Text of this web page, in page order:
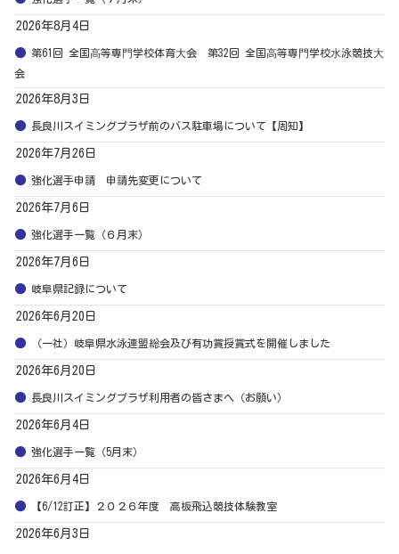
2026年8月4日
第61回 全国⾼等専⾨学校体育⼤会 第32回 全国⾼等専⾨学校⽔泳競技⼤
会
2026年8月3日
長良川スイミングプラザ前のバス駐車場について【周知】
2026年7月26日
強化選手申請 申請先変更について
2026年7月6日
強化選手一覧（６月末）
2026年7月6日
岐阜県記録について
2026年6月20日
（一社）岐阜県水泳連盟総会及び有功賞授賞式を開催しました
2026年6月20日
長良川スイミングプラザ利用者の皆さまへ（お願い）
2026年6月4日
強化選手一覧（5月末）
2026年6月4日
【6/12訂正】２０２６年度 高板飛込競技体験教室
2026年6月3日